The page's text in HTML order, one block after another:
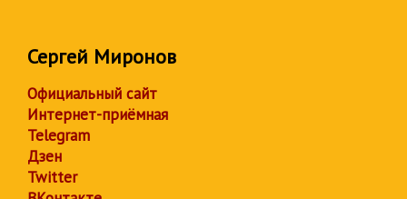
Сергей Миронов
Официальный сайт
Интернет-приёмная
Telegram
Дзен
Twitter